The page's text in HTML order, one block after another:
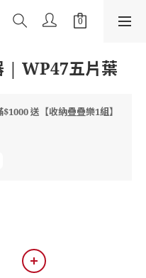
| WP47五片葉
送【收納疊疊樂1組】